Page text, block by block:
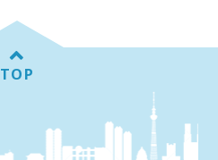
TOP